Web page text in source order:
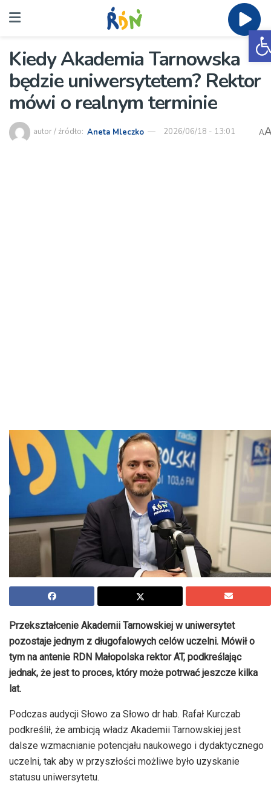
Kiedy Akademia Tarnowska
będzie uniwersytetem? Rektor
mówi o realnym terminie
autor / źródło: Aneta Mleczko 2026/06/18 - 13:01 A
Przekształcenie Akademii Tarnowskiej w uniwersytet
pozostaje jednym z długofalowych celów uczelni. Mówił o
tym na antenie RDN Małopolska rektor AT, podkreślając
jednak, że jest to proces, który może potrwać jeszcze kilka
lat.
Podczas audycji Słowo za Słowo dr hab. Rafał Kurczab
podkreślił, że ambicją władz Akademii Tarnowskiej jest
dalsze wzmacnianie potencjału naukowego i dydaktycznego
uczelni, tak aby w przyszłości możliwe było uzyskanie
statusu uniwersytetu.